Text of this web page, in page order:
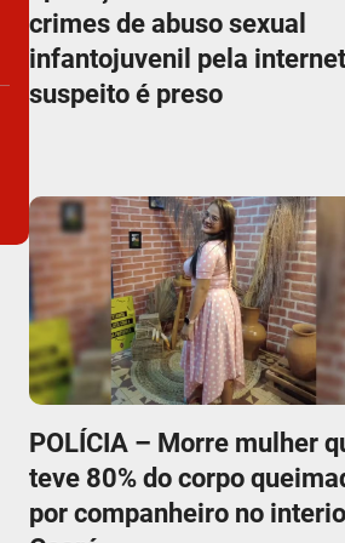
crimes de abuso sexual
infantojuvenil pela
suspeito é preso
POLÍCIA – Morre mulher
teve 80% do corpo
por companheiro no